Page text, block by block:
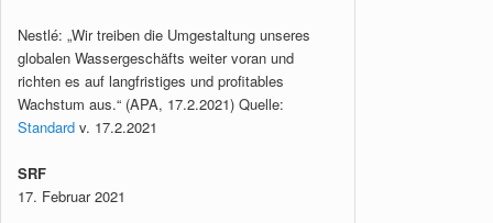
Nestlé: „Wir treiben die Umgestaltung unseres
globalen Wassergeschäfts weiter voran und
richten es auf langfristiges und profitables
Wachstum aus.“ (APA, 17.2.2021) Quelle:
Standard v. 17.2.2021
SRF
17. Februar 2021